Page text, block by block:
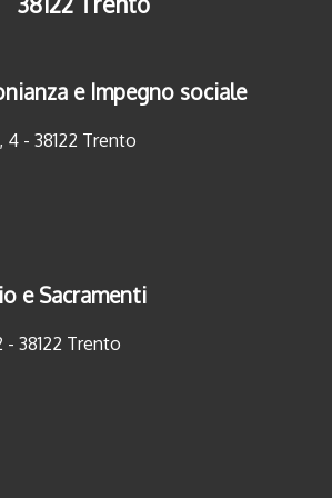
e Impegno sociale
4 - 38122 Trento
e Sacramenti
- 38122 Trento